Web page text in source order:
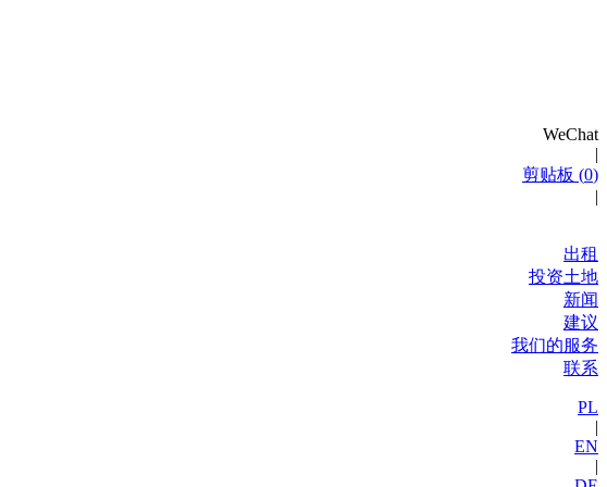
WeChat
|
剪贴板 (0)
|
出租
投资土地
新闻
建议
我们的服务
联系
PL
|
EN
|